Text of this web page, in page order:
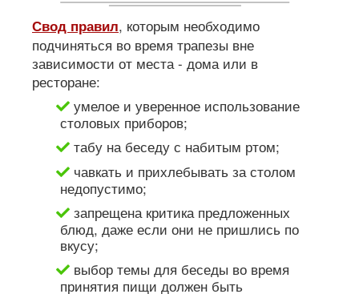
Свод правил, которым необходимо
подчиняться во время трапезы вне
зависимости от места - дома или в
ресторане:
умелое и уверенное использование
столовых приборов;
табу на беседу с набитым ртом;
чавкать и прихлебывать за столом
недопустимо;
запрещена критика предложенных
блюд, даже если они не пришлись по
вкусу;
выбор темы для беседы во время
принятия пищи должен быть